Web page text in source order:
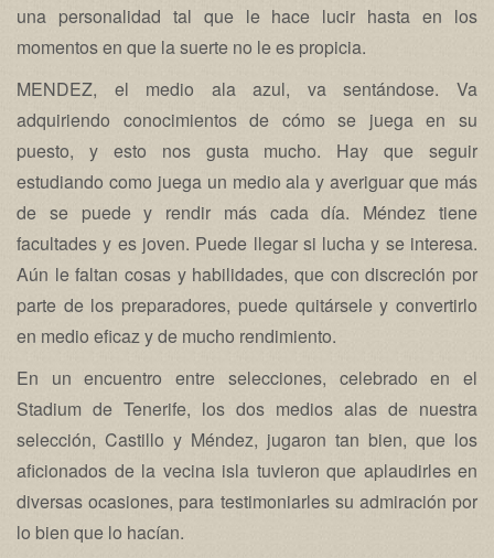
una personalidad tal que le hace lucir hasta en los
momentos en que la suerte no le es propicia.
MENDEZ, el medio ala azul, va sentándose. Va
adquiriendo conocimientos de cómo se juega en su
puesto, y esto nos gusta mucho. Hay que seguir
estudiando como juega un medio ala y averiguar que más
de se puede y rendir más cada día. Méndez tiene
facultades y es joven. Puede llegar si lucha y se interesa.
Aún le faltan cosas y habilidades, que con discreción por
parte de los preparadores, puede quitársele y convertirlo
en medio eficaz y de mucho rendimiento.
En un encuentro entre selecciones, celebrado en el
Stadium de Tenerife, los dos medios alas de nuestra
selección, Castillo y Méndez, jugaron tan bien, que los
aficionados de la vecina isla tuvieron que aplaudirles en
diversas ocasiones, para testimoniarles su admiración por
lo bien que lo hacían.